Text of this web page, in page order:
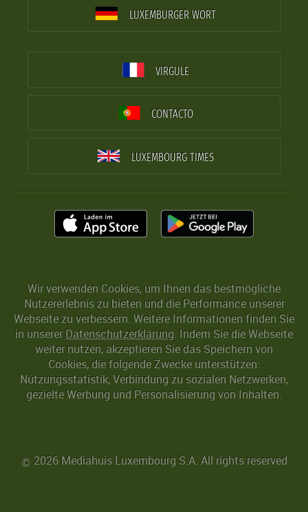
LUXEMBURGER WORT
VIRGULE
CONTACTO
LUXEMBOURG TIMES
Wir verwenden Cookies, um Ihnen das bestmögliche
Nutzererlebnis zu bieten und die Performance unserer
Webseite zu verbessern. Weitere Informationen finden Sie
in unserer Datenschutzerklärung. Indem Sie die Webseite
weiter nutzen, akzeptieren Sie das Speichern von
Cookies, die folgende Zwecke unterstützen:
Nutzungsstatistik, Verbindung zu sozialen Netzwerken,
gezielte Werbung und Personalisierung von Inhalten.
© 2026 Mediahuis Luxembourg S.A. All rights reserved